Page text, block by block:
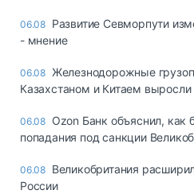
06.08 Развитие Севморпути
- мнение
06.08 Железнодорожные
Казахстаном и Китаем выросли
06.08 Ozon Банк объяснил, как
попадания под санкции
06.08 Великобритания
России